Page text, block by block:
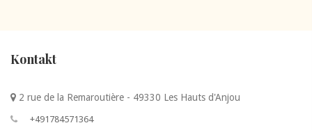
Kontakt
2 rue de la Remaroutière - 49330 Les Hauts d'Anjou
+491784571364